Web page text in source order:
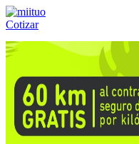
Cotizar
Llámanos al:(55) 84-21-05-00